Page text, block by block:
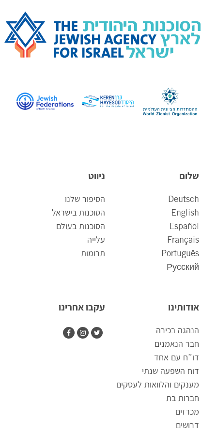
שלום
Deutsch
English
Español
Français
Português
Русский
ניווט
הסיפור שלנו
הסוכנות בישראל
הסוכנות בעולם
עלייה
תרומות
אודותינו
הנהגה בכירה
חבר הנאמנים
דו”ח עם אחד
דוח השפעה שנתי
מענקים והלוואות לעסקים
חברות בת
מכרזים
דרושים
עקבו אחרינו